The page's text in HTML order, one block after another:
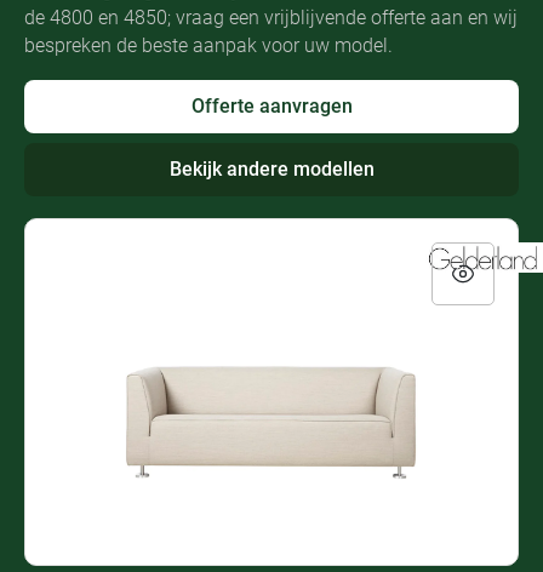
de 4800 en 4850; vraag een vrijblijvende offerte aan en wij
bespreken de beste aanpak voor uw model.
Offerte aanvragen
Bekijk andere modellen